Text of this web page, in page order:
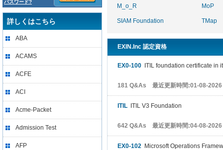
パスワード?
詳しくはこちら
ABA
ACAMS
ACFE
ACI
Acme-Packet
Admission Test
AFP
M_o_R MoP
SIAM Foundation TMap
EXIN.Inc 認定資格
EX0-100 ITIL foundation certificate in
181 Q&As 最近更新時間:01-08-2026
ITIL ITIL V3 Foundation
642 Q&As 最近更新時間:04-08-2026
EX0-102 Microsoft Operations